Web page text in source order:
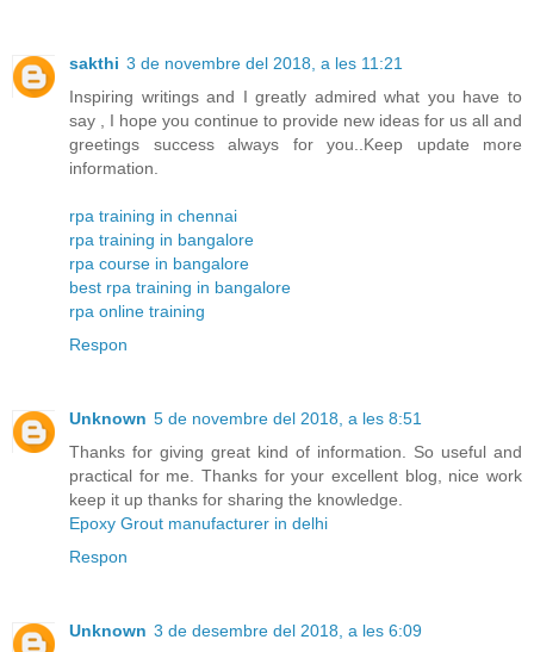
sakthi 3 de novembre del 2018, a les 11:21
Inspiring writings and I greatly admired what you have to
say , I hope you continue to provide new ideas for us all and
greetings success always for you..Keep update more
information.
rpa training in chennai
rpa training in bangalore
rpa course in bangalore
best rpa training in bangalore
rpa online training
Respon
Unknown 5 de novembre del 2018, a les 8:51
Thanks for giving great kind of information. So useful and
practical for me. Thanks for your excellent blog, nice work
keep it up thanks for sharing the knowledge.
Epoxy Grout manufacturer in delhi
Respon
Unknown 3 de desembre del 2018, a les 6:09